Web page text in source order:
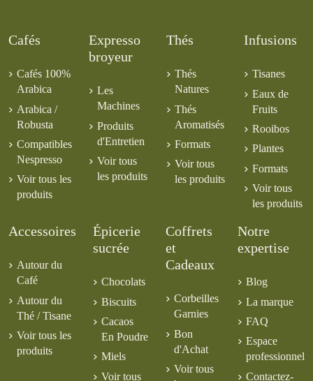
Cafés
Cafés 100%
Arabica
Arabica /
Robusta
Compatibles
Nespresso
Voir tous les
produits
Expresso
broyeur
Les
Machines
Produits
d'Entretien
Voir tous
les produits
Thés
Thés
Natures
Thés
Aromatisés
Formats
Voir tous
les produits
Infusions
Tisanes
Eaux de
Fruits
Rooibos
Plantes
Formats
Voir tous
les produits
Accessoires
Autour du
Café
Autour du
Thé / Tisane
Voir tous les
produits
Épicerie
sucrée
Chocolats
Biscuits
Cacaos
En Poudre
Miels
Voir tous
Coffrets
et
Cadeaux
Corbeilles
Garnies
Bon
d'Achat
Voir tous
Notre
expertise
Blog
La marque
FAQ
Espace
professionnel
Contactez-